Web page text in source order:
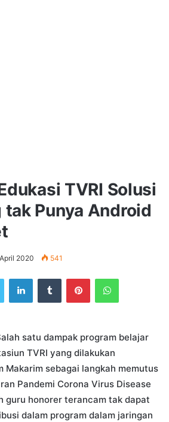
TVRI Solusi
tak Punya Android
2020 541
TwitterLinkedInTumblrPinterestWhatsApp
satu dampak program belajar
TVRI yang dilakukan
Makarim sebagai langkah memutus
Pandemi Corona Virus Disease
guru honorer terancam tak dapat
dalam program dalam jaringan